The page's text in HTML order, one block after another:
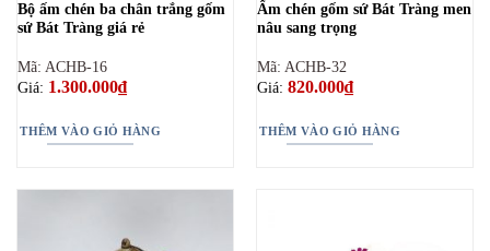
Bộ ấm chén ba chân trắng gốm
sứ Bát Tràng giá rẻ
Mã: ACHB-16
Giá: 1.300.000₫
THÊM VÀO GIỎ HÀNG
Ấm chén gốm sứ Bát Tràng men
nâu sang trọng
Mã: ACHB-32
Giá: 820.000₫
THÊM VÀO GIỎ HÀNG